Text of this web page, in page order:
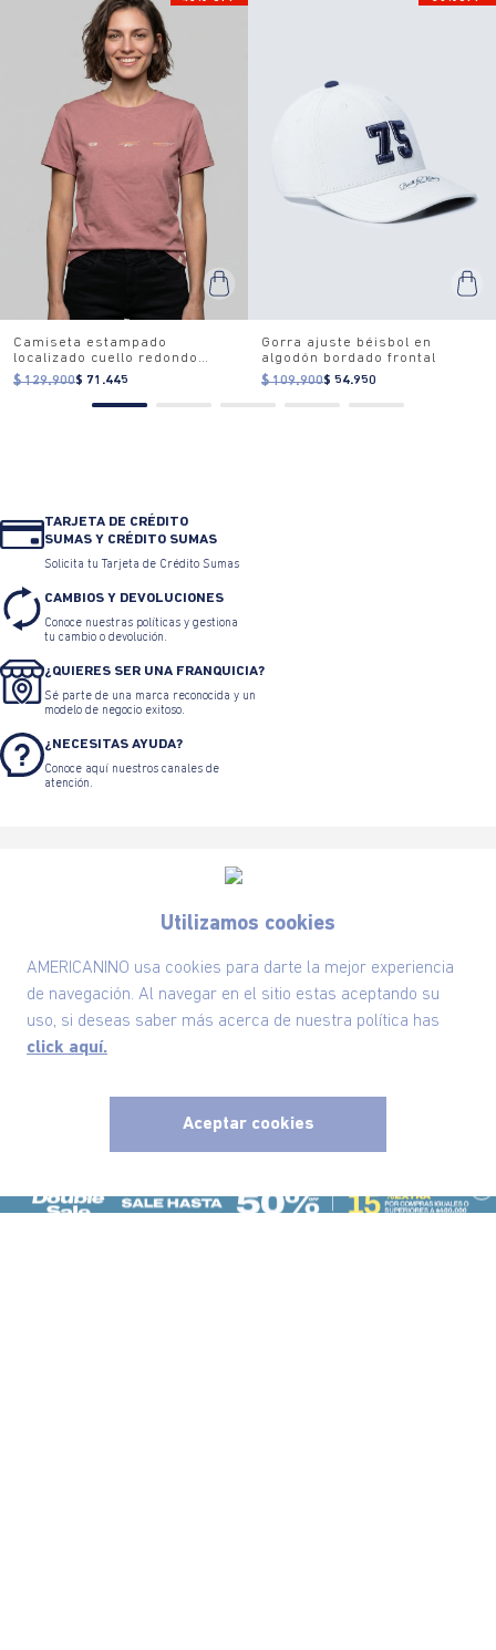
Utilizamos cookies
AMERICANINO usa cookies para darte la mejor experiencia
de navegación. Al navegar en el sitio estas aceptando su
uso, si deseas saber más acerca de nuestra política has
click aquí.
Aceptar cookies
Camiseta estampado
localizado cuello redondo
para mujer
$ 129.900$ 71.445
Gorra ajuste béisbol en
algodón bordado frontal
$ 109.900$ 54.950
TARJETA DE CRÉDITO
SUMAS Y CRÉDITO SUMAS
Solicita tu Tarjeta de Crédito Sumas
CAMBIOS Y DEVOLUCIONES
Conoce nuestras políticas y gestiona
tu cambio o devolución.
¿QUIERES SER UNA FRANQUICIA?
Sé parte de una marca reconocida y un
modelo de negocio exitoso.
¿NECESITAS AYUDA?
Conoce aquí nuestros canales de
atención.
Suscríbete ahora nuestro Newsletter y recibe
las ofertas exclusivas y lo último en moda
SUSCRÍBETE AHORA
Ayudas